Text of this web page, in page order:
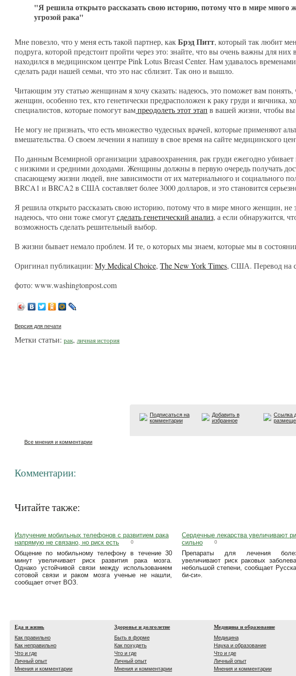
"Я решила открыто рассказать свою историю, потому что в мире
угрозой рака"
Мне повезло, что у меня есть такой партнер, какБрэд Питт, который так любит
подруга, которой предстоит пройти через это: знайте, что вы очень важны для
находился в медицинском центре Pink Lotus Breast Center. Нам удавалось
сделать ради нашей семьи, что это нас сблизит. Так оно и вышло.
Читающим эту статью женщинам я хочу сказать: надеюсь, это поможет вам
женщин, особенно тех, кто генетически предрасположен к раку груди и яичника,
специалистов, которые помогут вампреодолеть этот этап в вашей жизни, чтобы вы
Не могу не признать, что есть множество чудесных врачей, которые применяют
вмешательства. О своем лечении я напишу в свое время на сайте медицинского
По данным Всемирной организации здравоохранения, рак груди ежегодно
с низкими и средними доходами. Женщины должны в первую очередь получать
спасающему жизни людей, вне зависимости от их материального и социального
BRCA1 и BRCA2 в США составляет более 3000 долларов, и это становится
Я решила открыто рассказать свою историю, потому что в мире много женщин,
надеюсь, что они тоже смогутсделать генетический анализ, а если обнаружится,
возможность сделать решительный выбор.
В жизни бывает немало проблем. И те, о которых мы знаем, которые мы в
Оригинал публикации: My Medical Choice, The New York Times, США. Перевод на
фото: www.washingtonpost.com
Версия для печати
Метки статьи: рак, личная история
Подписаться на
комментарии
Добавить в
избранное
Ссылка
Все мнения и комментарии
Комментарии:
Читайте также:
Излучение мобильных телефонов с развитием рака
напрямую не связано, но риск есть
0
Общение по мобильному телефону в течение 30
минут увеличивает риск развития рака мозга.
Однако устойчивой связи между использованием
сотовой связи и раком мозга ученые не нашли,
сообщает отчет ВОЗ.
Сердечные лекарства увеличивают
сильно
0
Препараты для лечения
увеличивают риск раковых
небольшой степени, сообщает
би-си».
Еда и жизнь
Как правильно
Как неправильно
Что и где
Личный опыт
Мнения и комментарии
Здоровье и долголетие
Быть в форме
Как похудеть
Что и где
Личный опыт
Мнения и комментарии
Медицина и образование
Медицина
Наука и образование
Что и где
Личный опыт
Мнения и комментарии